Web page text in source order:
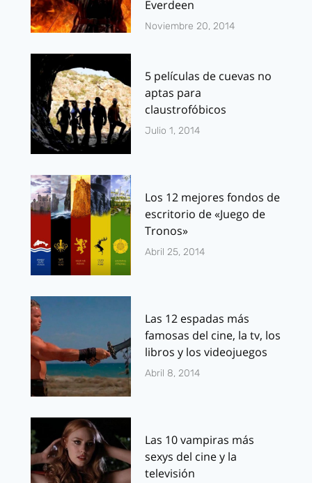
Everdeen
Noviembre 20, 2014
5 películas de cuevas no
aptas para
claustrofóbicos
Julio 1, 2014
Los 12 mejores fondos de
escritorio de «Juego de
Tronos»
Abril 25, 2014
Las 12 espadas más
famosas del cine, la tv, los
libros y los videojuegos
Abril 8, 2014
Las 10 vampiras más
sexys del cine y la
televisión